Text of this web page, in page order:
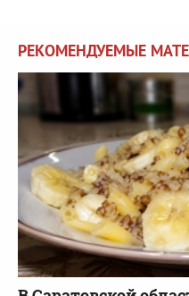
РЕКОМЕНДУЕМЫЕ